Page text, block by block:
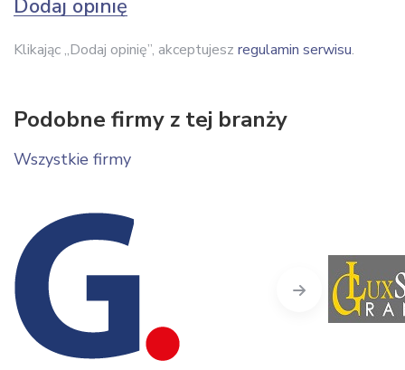
Dodaj opinię
Klikając „Dodaj opinię”, akceptujesz regulamin serwisu.
Podobne firmy z tej branży
Wszystkie firmy
Next